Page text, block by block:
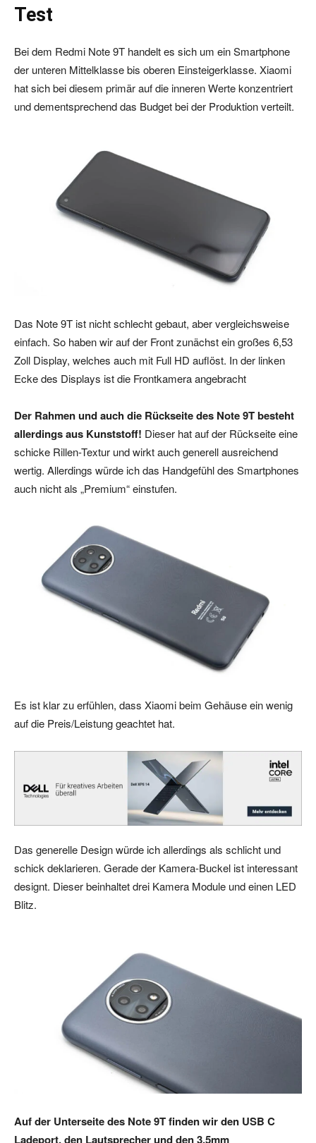
Test
Bei dem Redmi Note 9T handelt es sich um ein Smartphone
der unteren Mittelklasse bis oberen Einsteigerklasse. Xiaomi
hat sich bei diesem primär auf die inneren Werte konzentriert
und dementsprechend das Budget bei der Produktion verteilt.
Das Note 9T ist nicht schlecht gebaut, aber vergleichsweise
einfach. So haben wir auf der Front zunächst ein großes 6,53
Zoll Display, welches auch mit Full HD auflöst. In der linken
Ecke des Displays ist die Frontkamera angebracht
Der Rahmen und auch die Rückseite des Note 9T besteht
allerdings aus Kunststoff! Dieser hat auf der Rückseite eine
schicke Rillen-Textur und wirkt auch generell ausreichend
wertig. Allerdings würde ich das Handgefühl des Smartphones
auch nicht als „Premium“ einstufen.
Es ist klar zu erfühlen, dass Xiaomi beim Gehäuse ein wenig
auf die Preis/Leistung geachtet hat.
Das generelle Design würde ich allerdings als schlicht und
schick deklarieren. Gerade der Kamera-Buckel ist interessant
designt. Dieser beinhaltet drei Kamera Module und einen LED
Blitz.
Auf der Unterseite des Note 9T finden wir den USB C
Ladeport, den Lautsprecher und den 3,5mm